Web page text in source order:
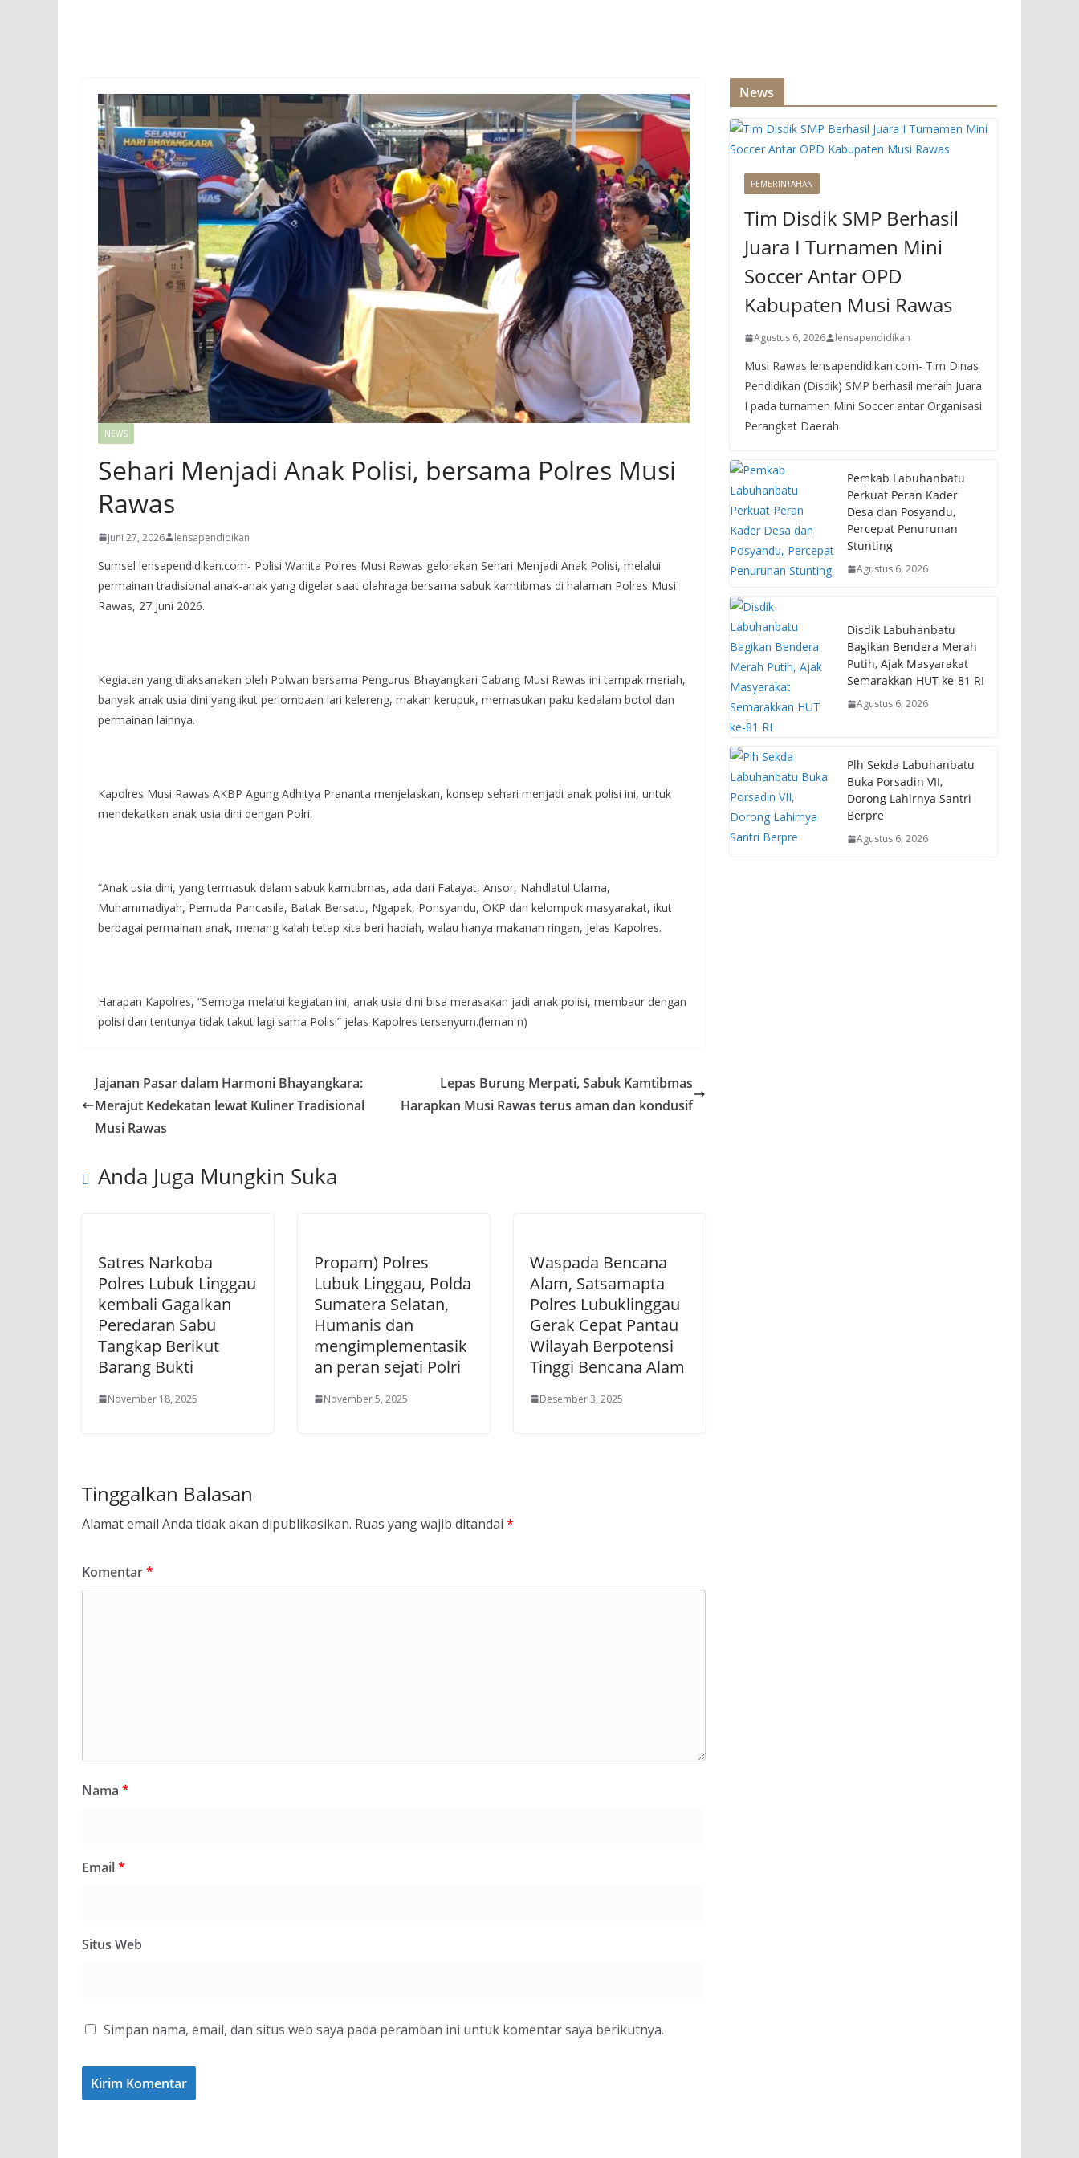
NEWS
Sehari Menjadi Anak Polisi, bersama Polres Musi
Rawas
Juni 27, 2026 lensapendidikan
Sumsel lensapendidikan.com- Polisi Wanita Polres Musi Rawas gelorakan Sehari Menjadi Anak Polisi, melalui
permainan tradisional anak-anak yang digelar saat olahraga bersama sabuk kamtibmas di halaman Polres Musi
Rawas, 27 Juni 2026.
Kegiatan yang dilaksanakan oleh Polwan bersama Pengurus Bhayangkari Cabang Musi Rawas ini tampak meriah,
banyak anak usia dini yang ikut perlombaan lari kelereng, makan kerupuk, memasukan paku kedalam botol dan
permainan lainnya.
Kapolres Musi Rawas AKBP Agung Adhitya Prananta menjelaskan, konsep sehari menjadi anak polisi ini, untuk
mendekatkan anak usia dini dengan Polri.
“Anak usia dini, yang termasuk dalam sabuk kamtibmas, ada dari Fatayat, Ansor, Nahdlatul Ulama,
Muhammadiyah, Pemuda Pancasila, Batak Bersatu, Ngapak, Ponsyandu, OKP dan kelompok masyarakat, ikut
berbagai permainan anak, menang kalah tetap kita beri hadiah, walau hanya makanan ringan, jelas Kapolres.
Harapan Kapolres, “Semoga melalui kegiatan ini, anak usia dini bisa merasakan jadi anak polisi, membaur dengan
polisi dan tentunya tidak takut lagi sama Polisi” jelas Kapolres tersenyum.(leman n)
Jajanan Pasar dalam Harmoni Bhayangkara:
Merajut Kedekatan lewat Kuliner Tradisional
Musi Rawas
Lepas Burung Merpati, Sabuk Kamtibmas
Harapkan Musi Rawas terus aman dan kondusif
Anda Juga Mungkin Suka
Satres Narkoba
Polres Lubuk Linggau
kembali Gagalkan
Peredaran Sabu
Tangkap Berikut
Barang Bukti
November 18, 2025
Propam) Polres
Lubuk Linggau, Polda
Sumatera Selatan,
Humanis dan
mengimplementasik
an peran sejati Polri
November 5, 2025
Waspada Bencana
Alam, Satsamapta
Polres Lubuklinggau
Gerak Cepat Pantau
Wilayah Berpotensi
Tinggi Bencana Alam
Desember 3, 2025
Tinggalkan Balasan
Alamat email Anda tidak akan dipublikasikan. Ruas yang wajib ditandai *
Komentar*
Nama *
Email*
Situs Web
Simpan nama, email, dan situs web saya pada peramban ini untuk komentar saya berikutnya.
News
PEMERINTAHAN
Tim Disdik SMP Berhasil
Juara I Turnamen Mini
Soccer Antar OPD
Kabupaten Musi Rawas
Agustus 6, 2026 lensapendidikan
Musi Rawas lensapendidikan.com- Tim Dinas
Pendidikan (Disdik) SMP berhasil meraih Juara
I pada turnamen Mini Soccer antar Organisasi
Perangkat Daerah
Pemkab Labuhanbatu
Perkuat Peran Kader
Desa dan Posyandu,
Percepat Penurunan
Stunting
Agustus 6, 2026
Disdik Labuhanbatu
Bagikan Bendera Merah
Putih, Ajak Masyarakat
Semarakkan HUT ke-81 RI
Agustus 6, 2026
Plh Sekda Labuhanbatu
Buka Porsadin VII,
Dorong Lahirnya Santri
Berpre
Agustus 6, 2026